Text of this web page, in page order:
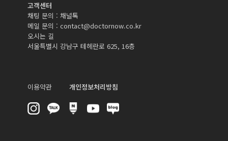
고객센터
채팅 문의 : 채널톡
메일 문의 : contact@doctornow.co.kr
오시는 길
서울특별시 강남구 테헤란로 625, 16층
이용약관 개인정보처리방침